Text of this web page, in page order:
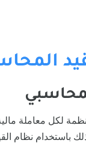
لكل معاملة
باستخدام نظام